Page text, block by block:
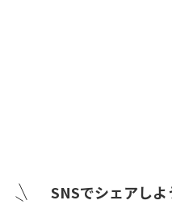
SNSでシェアしよ